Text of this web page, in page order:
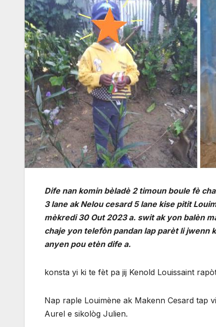
Dife nan komin bèladè 2 timoun boule fè
3 lane ak Nelou cesard 5 lane kise pitit
mèkredi 30 Out 2023 a. swit ak yon balèn
chaje yon telefòn pandan lap parèt li jwenn
anyen pou etèn dife a.
konsta yi ki te fèt pa jij Kenold Louissaint
Nap raple Louimène ak Makenn Cesard tap
Aurel e sikològ Julien.